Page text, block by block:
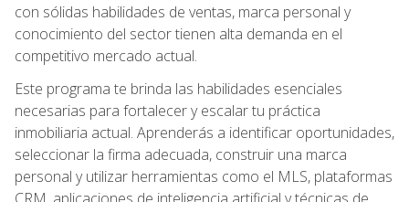
con sólidas habilidades de ventas, marca personal y
conocimiento del sector tienen alta demanda en el
competitivo mercado actual.
Este programa te brinda las habilidades esenciales
necesarias para fortalecer y escalar tu práctica
inmobiliaria actual. Aprenderás a identificar oportunidades,
seleccionar la firma adecuada, construir una marca
personal y utilizar herramientas como el MLS, plataformas